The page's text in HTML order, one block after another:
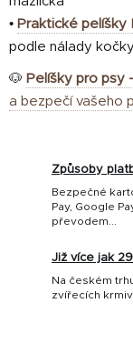
• Praktické pelíšky
podle nálady kočky
🐶 Pelíšky pro psy
a bezpečí vašeho
Způsoby
Bezpečné
Pay, Google
převodem...
Již více jak
Na českém
zvířecích krmiv